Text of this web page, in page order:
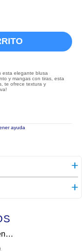
esta elegante blusa
y mangas con tiras, esta
te ofrece textura y
ayuda